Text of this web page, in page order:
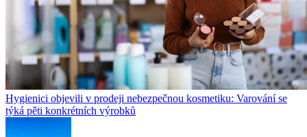
Hygienici objevili v prodeji nebezpečnou kosmetiku: Varování se
týká pěti konkrétních výrobků